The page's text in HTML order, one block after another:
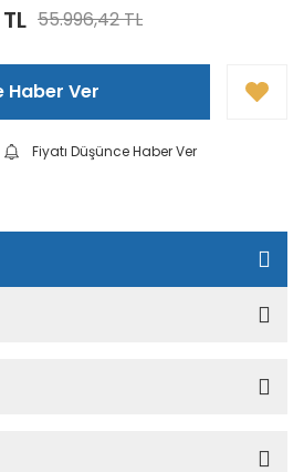
55.996,42 TL
Haber Ver
Fiyatı Düşünce Haber Ver